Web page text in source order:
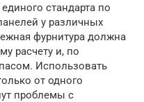
стандарта по
у различных
фурнитура должна
расчету и, по
Использовать
от одного
проблемы с